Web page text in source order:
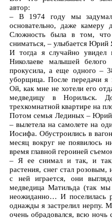
автор:
– В 1974 году мы
основательно, даже камеру
Сложность была в том,
сниматься, – улыбается Юрий
И тогда я случайно увидел
Николаеве малышей белого
прокусила, а еще одного –
уборщица. После передачи я
Ой, как мне не хотели его
медведицу в Норильск.
трехкомнатной квартире на
Потом семья Лединых –
– вылетела на самолете на
Иосифа. Обустроились в
месяц вокруг не появилось
время главной героиней
– Я ее снимал и так, и так,
растения, снег стал
с ней играется, они
медведица Матильда (так
неожиданно… И поселилась
однажды я застрелил нерпу.
очень обрадовался, всю